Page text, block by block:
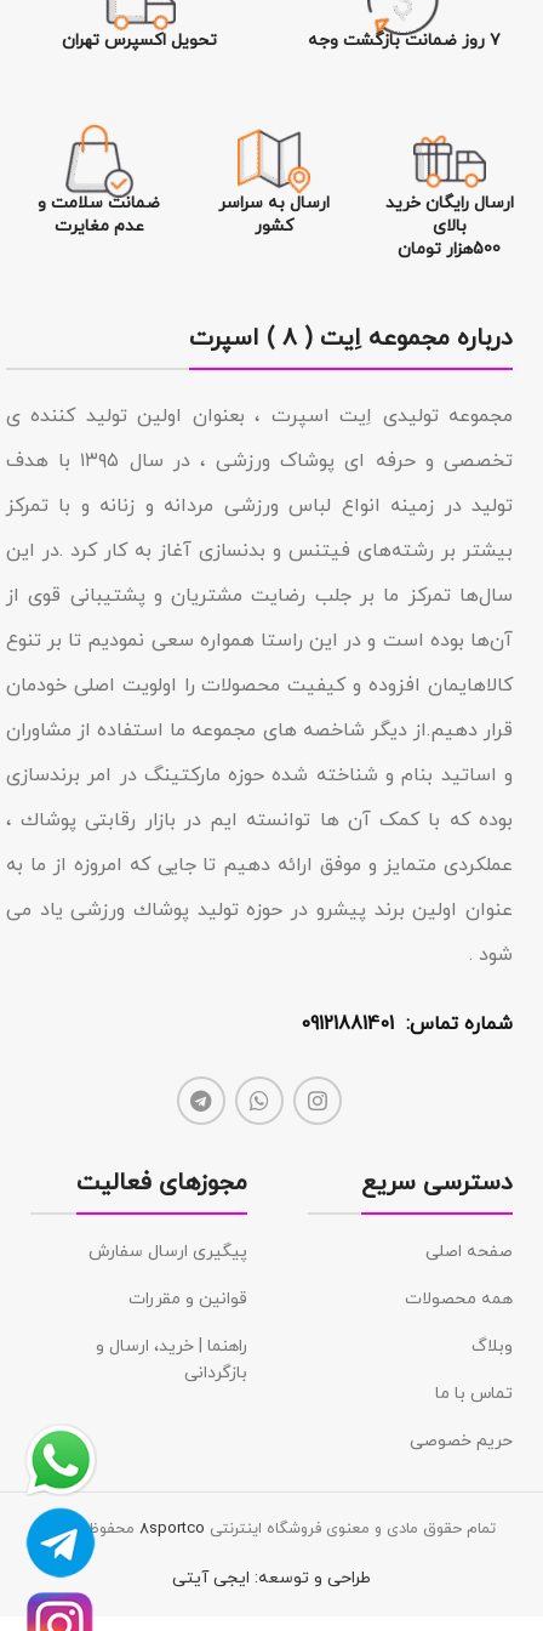
۷ روز ضمانت بازگشت وجه تحویل اکسپرس تهران
ارسال رایگان خرید
بالای
500هزار تومان
ارسال به سراسر
کشور
ضمانت سلامت و
عدم مغایرت
درباره مجموعه اِیت ( ۸ ) اسپرت
مجموعه تولیدى اِیت اسپرت ، بعنوان اولین تولید کننده ی
تخصصی و حرفه ای پوشاک ورزشی ، در سال ۱۳۹۵ با هدف
تولید در زمینه انواع لباس ورزشی مردانه و زنانه و با تمرکز
بیشتر بر رشته‌های فیتنس و بدنسازی آغاز به کار کرد .در این
سال‌ها تمرکز ما بر جلب رضایت مشتریان و پشتیبانی قوی از
آن‌ها بوده است و در این راستا همواره سعی نمودیم تا بر تنوع
کالاهایمان افزوده و کیفیت محصولات را اولویت اصلی خودمان
قرار دهیم.از دیگر شاخصه هاى مجموعه ما استفاده از مشاوران
و اساتید بنام و شناخته شده حوزه مارکتینگ در امر برندسازى
بوده که با کمک آن ها توانسته ایم در بازار رقابتى پوشاك ،
عملکردى متمایز و موفق ارائه دهیم تا جایى که امروزه از ما به
عنوان اولین برند پیشرو در حوزه تولید پوشاك ورزشی یاد مى
شود .
شماره تماس: 09121881401
دسترسی سریع
صفحه اصلی
همه محصولات
وبلاگ
تماس با ما
حریم خصوصی
مجوزهای فعالیت
پیگیری ارسال سفارش
قوانین و مقررات
راهنما | خرید، ارسال و
بازگردانی
تمام حقوق مادی و معنوی فروشگاه اینترنتی 8sportcoمحفوظ است.
طراحی و توسعه: ایجی آیتی